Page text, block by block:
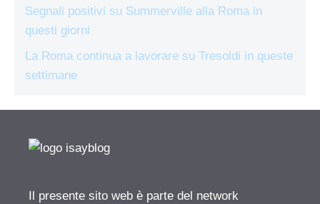
Segnali positivi su Summerville alla Roma in
questi giorni
La Roma continua a lavorare su Tresoldi in queste
settimane
Il presente sito web è parte del network